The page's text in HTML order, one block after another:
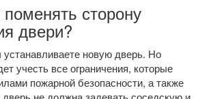
сторону
двери?
новую дверь. Но
учесть все ограничения, которые
пожарной безопасности, а также